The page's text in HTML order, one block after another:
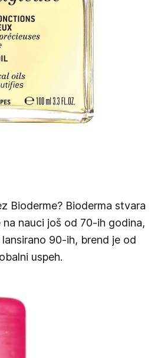
Bioderme? Bioderma stvara
na nauci još od 70-ih godina,
90-ih, brend je od
uspeh.